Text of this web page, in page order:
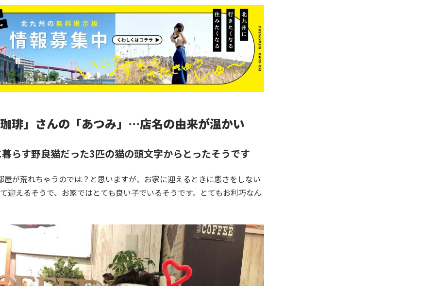
琲」さんの「あつみ」…店名の由来が温かい
らす野良猫だった3匹の猫の頭文字からとったそうです
屋が荒れちゃうのでは？と思いますが、お家に迎えるときに悪さをしない
迎えるそうで、お家ではとても良い子でいるそうです。とてもお利巧なん